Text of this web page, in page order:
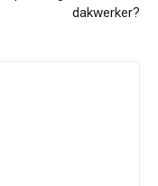
dakwerker?